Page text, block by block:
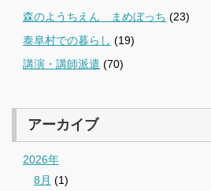
森のようちえん まめぼっち (23)
泰阜村での暮らし (19)
講演・講師派遣 (70)
アーカイブ
2026年
8月 (1)